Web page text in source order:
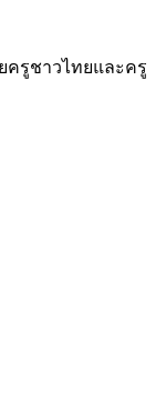
รูชาวไทยและครู